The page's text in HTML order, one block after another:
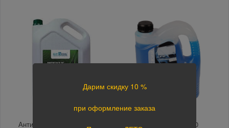
Антифриз GT Polarcool G11 Тосол ГОСТовский А-40
Дарим скидку 10 %
при оформление заказа